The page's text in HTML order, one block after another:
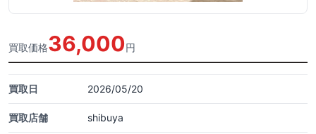
買取価格36,000円
買取日 2026/05/20
買取店舗 shibuya